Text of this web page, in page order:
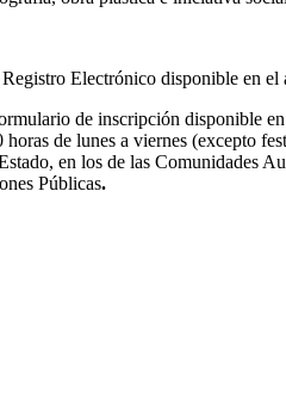
Electrónico disponible en el
de inscripción disponible
de lunes a viernes (excepto
en los de las Comunidades
Públicas.